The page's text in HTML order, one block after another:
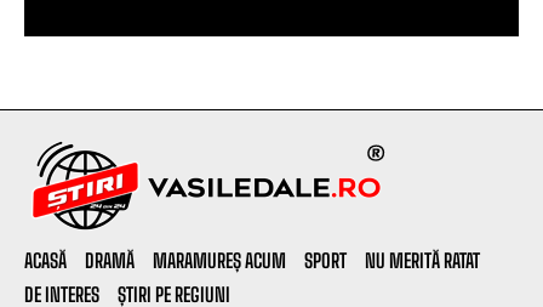
ACASĂ DRAMĂ MARAMUREȘ ACUM SPORT
NU MERITĂ RATAT
DE INTERES
ȘTIRI PE REGIUNI